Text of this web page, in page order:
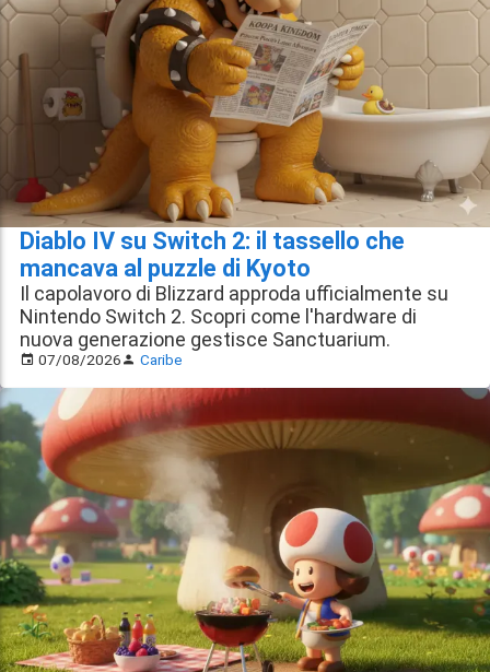
Diablo IV su Switch 2: il tassello che
mancava al puzzle di Kyoto
Il capolavoro di Blizzard approda ufficialmente su
Nintendo Switch 2. Scopri come l'hardware di
nuova generazione gestisce Sanctuarium.
07/08/2026 Caribe